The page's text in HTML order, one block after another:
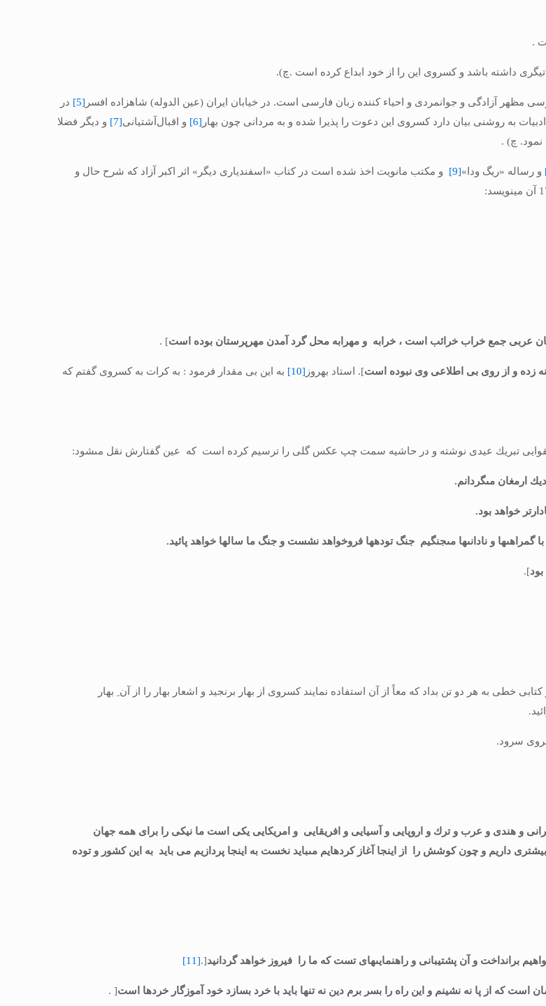
.
داشته باشد و كسروى این را از خود ابداع كرده است .چ).
مظهر آزادگى و جوانمردى و احیاء كننده زبان فارسى است. در خیابان ایران (عین الدوله) شاهزاده افسر [5]
در
به روشنى بیان دارد كسروى این دعوت را پذیرا شده و به مردانى چون بهار [6] و اقبال‌آشتیانى[7]
و دیگر فضلا
چ) .
و رساله «ریگ ودا»[9]
و مكتب مانویت اخذ شده است در كتاب «اسفندیارى دیگر» اثر اكبر آزاد كه شرح حال و
عربى جمع خراب خرائب است ، خرابه و مهرابه محل گرد آمدن مهرپرستان بوده است] .
و از روى بى اطلاعى وی نبوده است]. استاد بهروز [10]
به این بى مقدار فرمود : به كرات به كسروى گفتم كه
مقوایى تبریك عیدى نوشته و در حاشیه سمت چپ عكس گلى را ترسیم كرده است که عین گفتارش نقل مى‏شود:
ارمغان مى‏گردانم.
خواهد بود.
گمراهى‏ها و نادانى‏ها مى‏جنگیم جنگ توده‏ها فرو­خواهد نشست و جنگ ما سالها خواهد پائید.
].
یاد مى‏داد و كتابى خطى به هر دو تن بداد كه معاً از آن استفاده نمایند كسروى از بهار برنجید و اشعار بهار را از آن ِ بهار
سرود.
هندى و عرب و ترك و اروپایى و آسیایى‏ و افریقایى و امریكایى یكى است ما نیكى را براى همه جهان
داریم و چون كوشش را از اینجا آغاز كرده‏ایم مى‏باید نخست به اینجا پردازیم می باید به این كشور و توده
برانداخت و آن پشتیبانى و راهنمایى‏هاى تست كه ما را فیروز خواهد گردانید[.
[11]
است كه از پا نه نشینم و این راه را بسر برم دین ‏نه تنها باید با خرد بسازد خود آموزگار خردها است[ .